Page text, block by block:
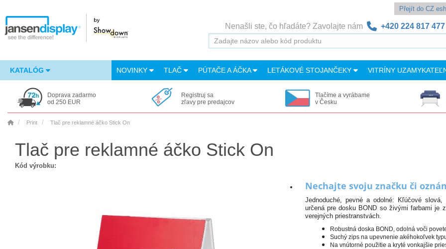
Přejít do CZ
Nenašli ste, čo hľadáte? Zavolajte nám +420 224 817 477
KATALÓG NOVINKY TLAČ PÚTAČE A ÁČKA LETÁKOVÉ STOJANČEKY VITRÍNY
Doprava zadarmo
od 250 EUR
Registruj sa
zľavy pre predajcov
Tlačíme a vyrábame
v Česku
Print Tlač pre reklamné áčko Stick On
Tlač pre reklamné áčko Stick On
Kód výrobku:
Nechajte svoju značku či
Jednoduché, pevné a odolné: Kľúčové
určená pre dosku BOND so živými farbami je
verejných priestranstvách.
Robustná doska BOND, odolná voči
Suchý zips na upevnenie akéhokoľvek
Na vnútorné použitie a kryté vonkajšie